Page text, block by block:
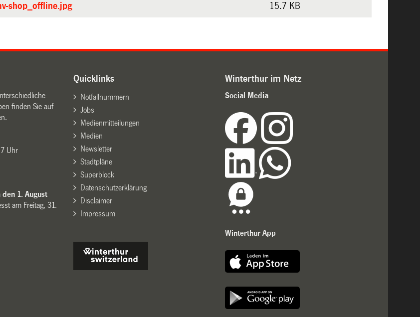
shop_offline.jpg 15.7 KB
finden Sie auf
Uhr
1. August
am Freitag, 31.
Quicklinks
Notfallnummern
Jobs
Medienmitteilungen
Medien
Newsletter
Stadtpläne
Superblock
Datenschutzerklärung
Disclaimer
Impressum
Winterthur im Netz
Social Media
Winterthur App